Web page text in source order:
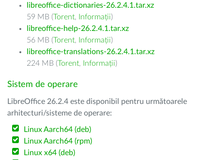
libreoffice-dictionaries-26.2.4.1.tar.xz
59 MB (Torent, Informații)
libreoffice-help-26.2.4.1.tar.xz
56 MB (Torent, Informații)
libreoffice-translations-26.2.4.1.tar.xz
224 MB (Torent, Informații)
Sistem de operare
LibreOffice 26.2.4 este disponibil pentru următoarele
arhitecturi/sisteme de operare:
Linux Aarch64 (deb)
Linux Aarch64 (rpm)
Linux x64 (deb)